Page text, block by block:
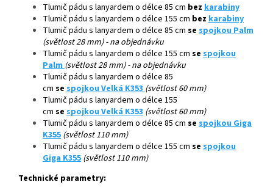
Tlumič pádu s lanyardem o délce 85 cm bez karabiny
Tlumič pádu s lanyardem o délce 155 cm bez karabiny
Tlumič pádu s lanyardem o délce 85 cm se spojkou Palm
(světlost 28 mm) - na objednávku
Tlumič pádu s lanyardem o délce 155 cm se spojkou
Palm (světlost 28 mm) - na objednávku
Tlumič pádu s lanyardem o délce 85
cm se spojkou Velká K353 (světlost 60 mm)
Tlumič pádu s lanyardem o délce 155
cm se spojkou Velká K353 (světlost 60 mm)
Tlumič pádu s lanyardem o délce 85 cm se spojkou Giga
K355 (světlost 110 mm)
Tlumič pádu s lanyardem o délce 155 cm se spojkou
Giga K355 (světlost 110 mm)
Technické parametry: